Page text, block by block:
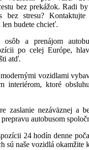
bez prekážok. Radi
bez stresu?
budete chcieť.
osôb a prenájom
po celej Európe,
atď.
vozidlami
interiérom, ktoré
zaslanie nezáväznej a
autobusom
24 hodín denne
sú naše vozidlá okamžite